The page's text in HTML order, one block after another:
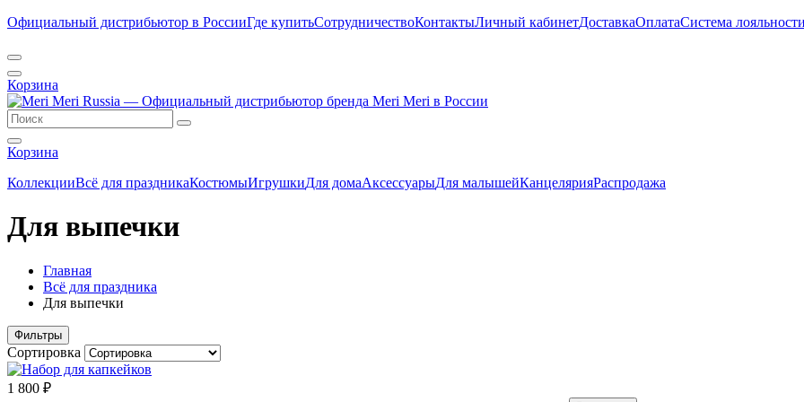
Официальный дистрибьютор в РоссииГде купитьСотрудничествоКонтактыЛичный кабинетДоставкаОплатаСистема лояльности
Корзина
Корзина
КоллекцииВсё для праздникаКостюмыИгрушкиДля домаАксессуарыДля малышейКанцелярияРаспродажа
Для выпечки
Главная
Всё для праздника
Для выпечки
Фильтры
Сортировка
1 800 ₽